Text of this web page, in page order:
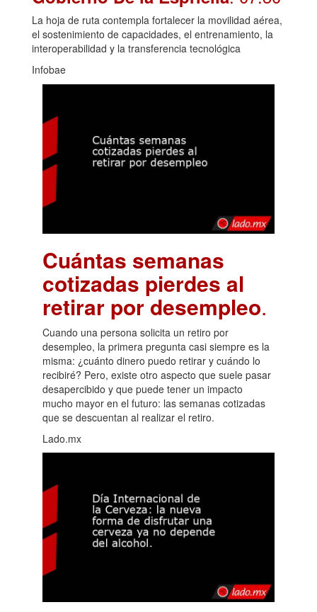
La hoja de ruta contempla fortalecer la movilidad aérea,
el sostenimiento de capacidades, el entrenamiento, la
interoperabilidad y la transferencia tecnológica
Infobae
Cuántas semanas
cotizadas pierdes al
retirar por desempleo.
Cuando una persona solicita un retiro por
desempleo, la primera pregunta casi siempre es la
misma: ¿cuánto dinero puedo retirar y cuándo lo
recibiré? Pero, existe otro aspecto que suele pasar
desapercibido y que puede tener un impacto
mucho mayor en el futuro: las semanas cotizadas
que se descuentan al realizar el retiro.
Lado.mx